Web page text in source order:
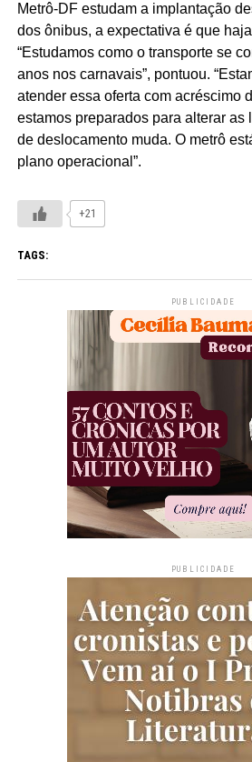
Metrô-DF estudam a implantação
dos ônibus, a expectativa é que
“Estudamos como o transporte se
anos nos carnavais”, pontuou.
atender essa oferta com acréscimo
estamos preparados para alterar as
de deslocamento muda. O metrô
plano operacional”.
+21
TAGS:
PUBLICIDADE
PUBLICIDADE